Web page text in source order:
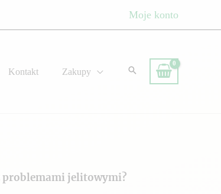
Moje konto
Kontakt Zakupy
problemami jelitowymi?